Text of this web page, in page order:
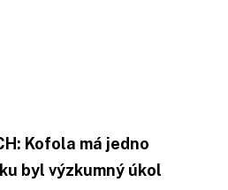
Kofola má jedno
byl výzkumný úkol